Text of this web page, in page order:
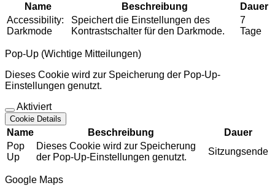
Name Beschreibung
Dauer
Accessibility:
Darkmode
Speichert die Einstellungen des
Kontrastschalter für den Darkmode.
7
Tage
Pop-Up (Wichtige Mitteilungen)
Dieses Cookie wird zur Speicherung der Pop-Up-
Einstellungen genutzt.
Aktiviert
Cookie Details
Name Beschreibung
Dauer
Pop
Up
Dieses Cookie wird zur Speicherung
der Pop-Up-Einstellungen genutzt.
Sitzungsende
Google Maps